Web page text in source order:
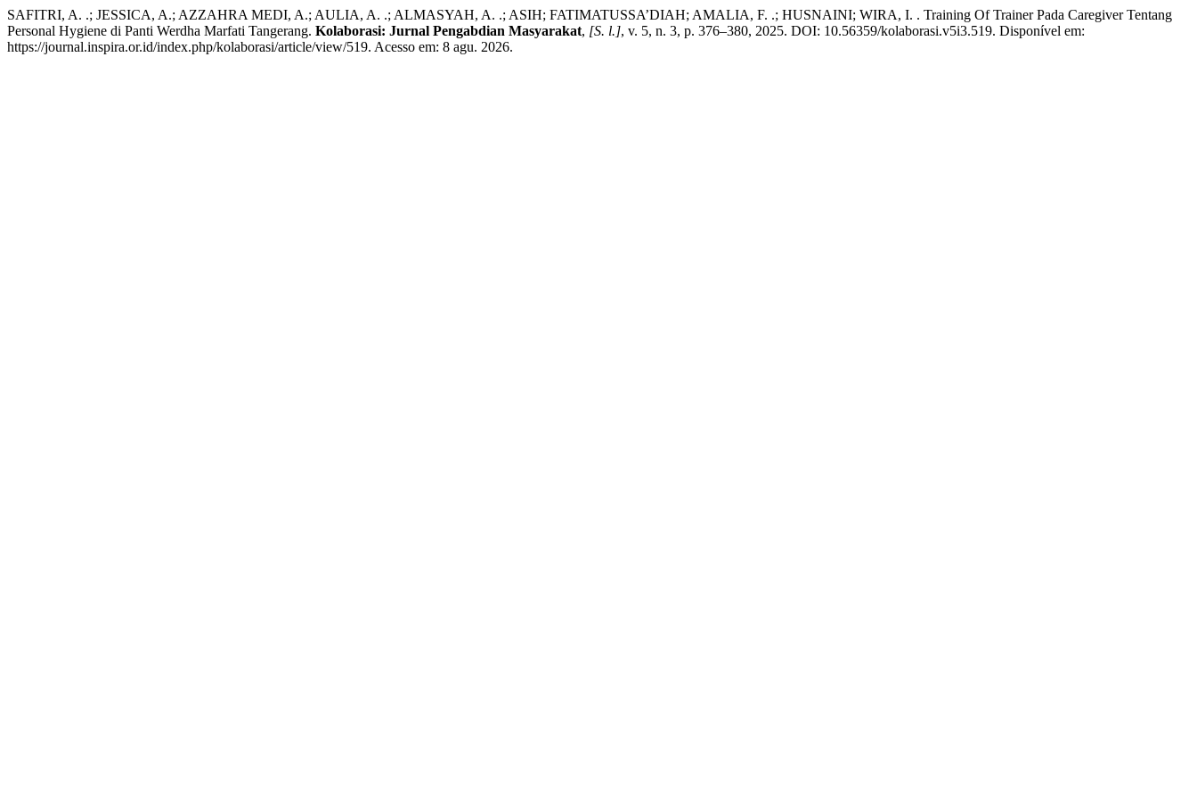
SAFITRI, A. .; JESSICA, A.; AZZAHRA MEDI, A.; AULIA, A. .; ALMASYAH, A. .; ASIH; FATIMATUSSA’DIAH; AMALIA, F. .; HUSNAINI; WIRA, I. . Training Of Trainer Pada Caregiver Tentang
Personal Hygiene di Panti Werdha Marfati Tangerang. Kolaborasi: Jurnal Pengabdian Masyarakat, [S. l.], v. 5, n. 3, p. 376–380, 2025. DOI: 10.56359/kolaborasi.v5i3.519. Disponível em:
https://journal.inspira.or.id/index.php/kolaborasi/article/view/519. Acesso em: 8 agu. 2026.